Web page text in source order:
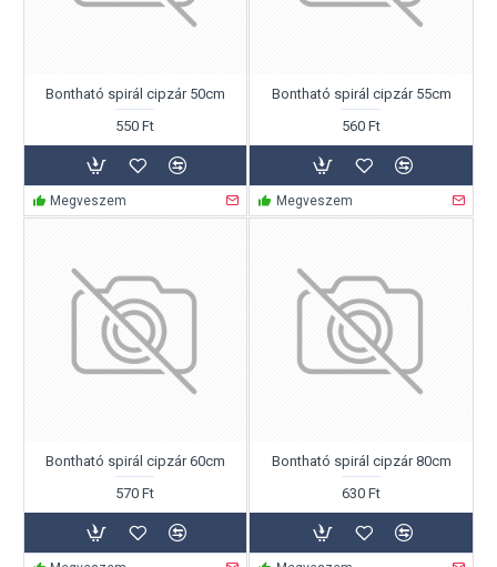
Bontható spirál cipzár 50cm
550 Ft
Megveszem
Bontható spirál cipzár 55cm
560 Ft
Megveszem
Bontható spirál cipzár 60cm
570 Ft
Bontható spirál cipzár 80cm
630 Ft